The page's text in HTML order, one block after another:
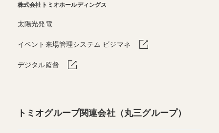
株式会社トミオホールディングス
太陽光発電
イベント来場管理システム ビジマネ
デジタル監督
トミオグループ関連会社（丸三グループ）